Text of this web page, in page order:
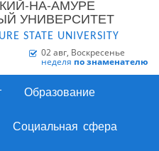
НА-АМУРЕ
УНИВЕРСИТЕТ
STATE UNIVERSITY
02 авг, Воскресенье
неделя по знаменателю
Образование
Социальная сфера